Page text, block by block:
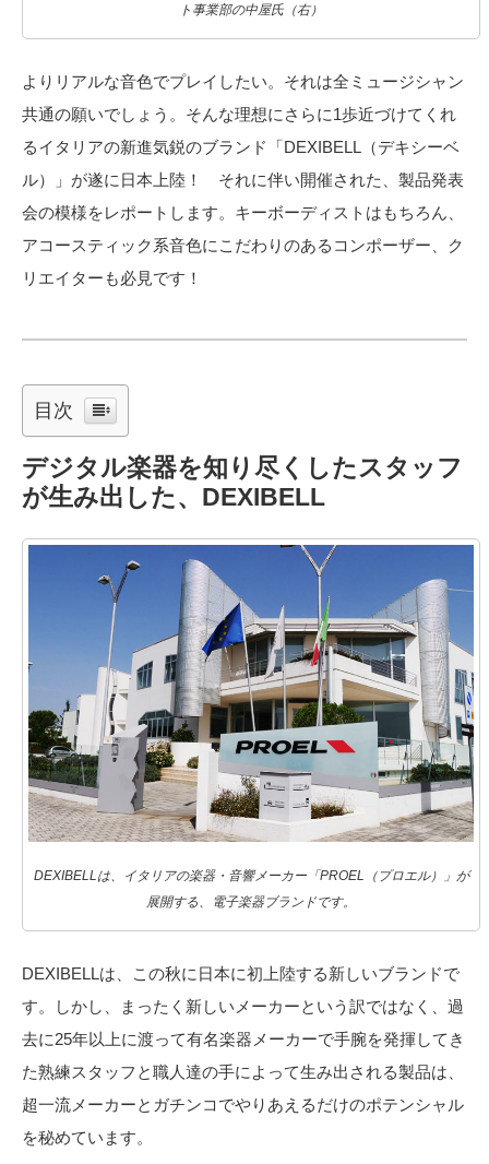
ト事業部の中屋氏（右）
よりリアルな音色でプレイしたい。それは全ミュージシャン
共通の願いでしょう。そんな理想にさらに1歩近づけてくれ
るイタリアの新進気鋭のブランド「DEXIBELL（デキシーベ
ル）」が遂に日本上陸！ それに伴い開催された、製品発表
会の模様をレポートします。キーボーディストはもちろん、
アコースティック系音色にこだわりのあるコンポーザー、ク
リエイターも必見です！
目次
デジタル楽器を知り尽くしたスタッフ
が生み出した、DEXIBELL
DEXIBELLは、イタリアの楽器・音響メーカー「PROEL（プロエル）」が
展開する、電子楽器ブランドです。
DEXIBELLは、この秋に日本に初上陸する新しいブランドで
す。しかし、まったく新しいメーカーという訳ではなく、過
去に25年以上に渡って有名楽器メーカーで手腕を発揮してき
た熟練スタッフと職人達の手によって生み出される製品は、
超一流メーカーとガチンコでやりあえるだけのポテンシャル
を秘めています。